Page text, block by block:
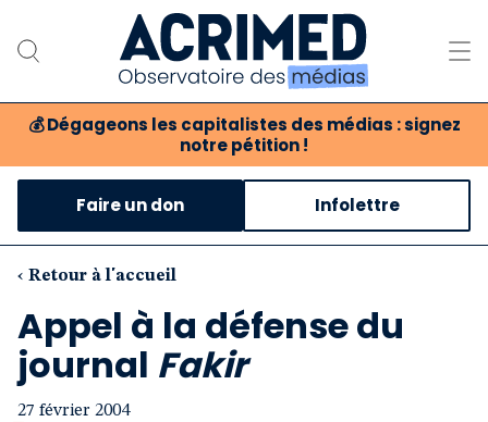
💰 Dégageons les capitalistes des médias : signez
notre pétition !
Notre association
Notre critique des médias
Nos propositions
Notre revue
Boutique
Faire un don Infolettre
‹ Retour à l'accueil
Appel à la défense du
journal Fakir
27 février 2004